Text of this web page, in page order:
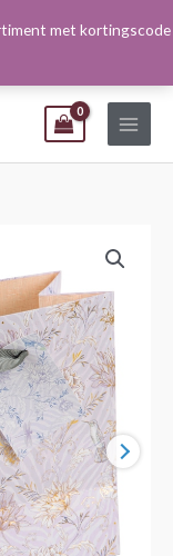
met kortingscode